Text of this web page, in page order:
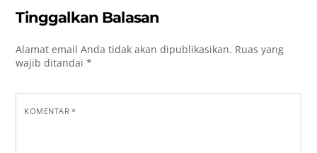
Tinggalkan Balasan
Alamat email Anda tidak akan dipublikasikan. Ruas yang
wajib ditandai*
KOMENTAR*